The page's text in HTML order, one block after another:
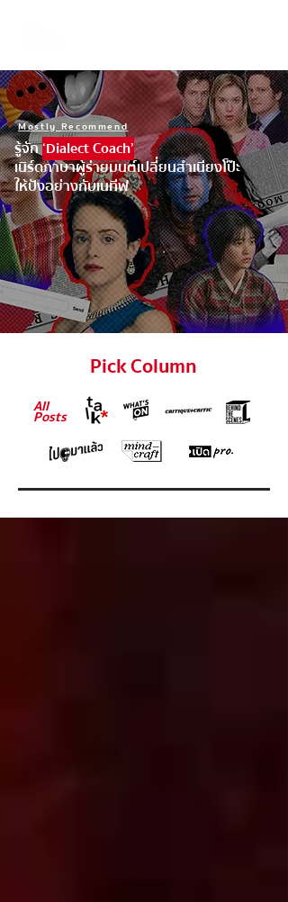
Mostly Recommend
รู้จัก‘Dialect Coach’
เนิร์ดภาษาผู้ร่ายมนต์เปลี่ยนสำเนียงโป๊ะ
ให้ปังอย่างกับเนทีฟ
Pick Column
All
Posts